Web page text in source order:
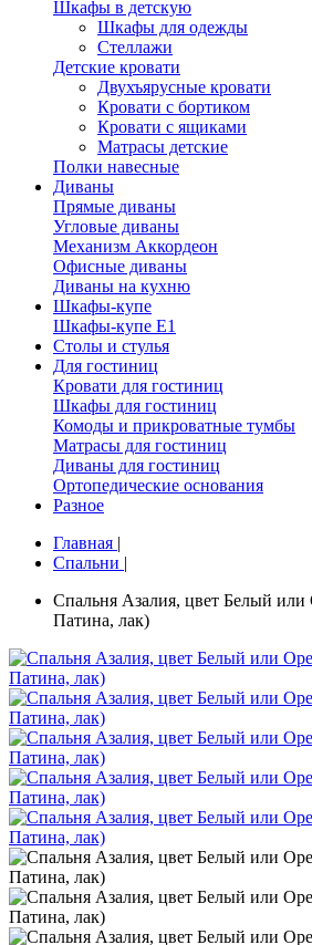
Шкафы в детскую
Шкафы для одежды
Стеллажи
Детские кровати
Двухъярусные кровати
Кровати с бортиком
Кровати с ящиками
Матрасы детские
Полки навесные
Диваны
Прямые диваны
Угловые диваны
Механизм Аккордеон
Офисные диваны
Диваны на кухню
Шкафы-купе
Шкафы-купе Е1
Столы и стулья
Для гостиниц
Кровати для гостиниц
Шкафы для гостиниц
Комоды и прикроватные тумбы
Матрасы для гостиниц
Диваны для гостиниц
Ортопедические основания
Разное
Главная |
Спальни |
Спальня Азалия, цвет Белый
Патина, лак)